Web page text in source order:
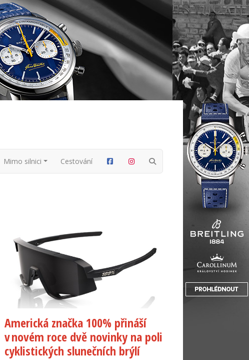
Mimo silnici Cestování
Americká značka 100% přináší
v novém roce dvě novinky na poli
cyklistických slunečních brýlí